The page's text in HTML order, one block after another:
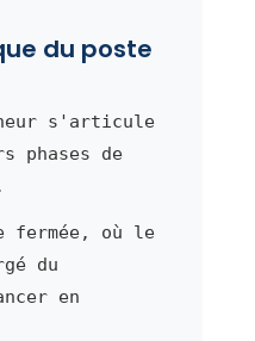
du poste
s'articule
phases de
fermée, où le
du
en